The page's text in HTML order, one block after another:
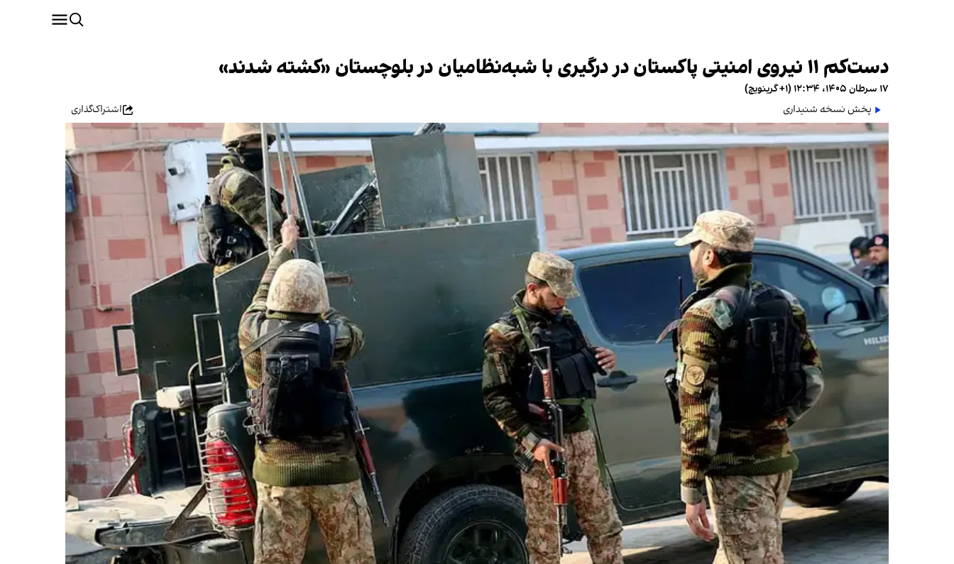
دست‌کم ۱۱ نیروی امنیتی پاکستان در درگیری با شبه‌نظامیان در بلوچستان «کشته شدند»
۱۷ سرطان ۱۴۰۵، ۱۲:۳۴ (‎+۱ گرینویچ)
پخش نسخه شنیداری
اشتراک‌گذاری